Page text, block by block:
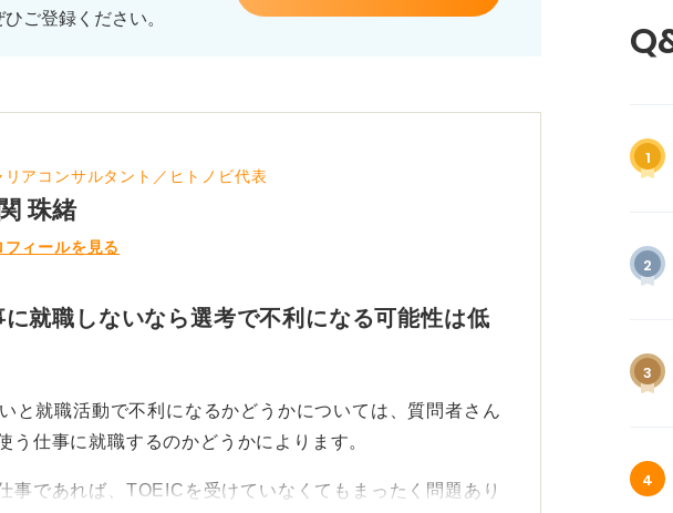
ご登録ください。
リアコンサルタント／ヒトノビ代表
珠緒
フィールを見る
就職しないなら選考で不利になる可能性は低
と就職活動で不利になるかどうかについては、質問者さん
う仕事に就職するのかどうかによります。
事であれば、TOEICを受けていなくてもまったく問題あり
1
2
3
4